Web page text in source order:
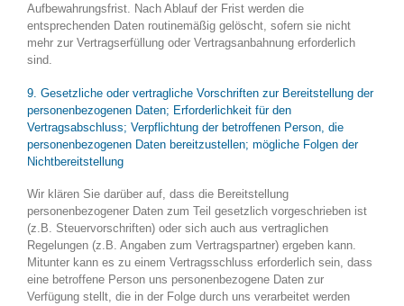
Aufbewahrungsfrist. Nach Ablauf der Frist werden die
entsprechenden Daten routinemäßig gelöscht, sofern sie nicht
mehr zur Vertragserfüllung oder Vertragsanbahnung erforderlich
sind.
9. Gesetzliche oder vertragliche Vorschriften zur Bereitstellung der
personenbezogenen Daten; Erforderlichkeit für den
Vertragsabschluss; Verpflichtung der betroffenen Person, die
personenbezogenen Daten bereitzustellen; mögliche Folgen der
Nichtbereitstellung
Wir klären Sie darüber auf, dass die Bereitstellung
personenbezogener Daten zum Teil gesetzlich vorgeschrieben ist
(z.B. Steuervorschriften) oder sich auch aus vertraglichen
Regelungen (z.B. Angaben zum Vertragspartner) ergeben kann.
Mitunter kann es zu einem Vertragsschluss erforderlich sein, dass
eine betroffene Person uns personenbezogene Daten zur
Verfügung stellt, die in der Folge durch uns verarbeitet werden